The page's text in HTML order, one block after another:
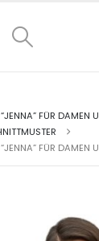
FÜR DAMEN
FÜR DAMEN